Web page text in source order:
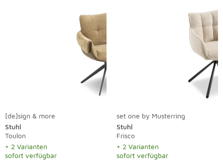
[de]sign & more
Stuhl
Toulon
+ 2 Varianten
sofort verfügbar
set one by Musterring
Stuhl
Frisco
+ 2 Varianten
sofort verfügbar